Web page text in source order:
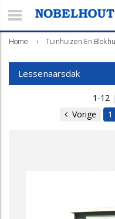
Home › Tuinhuizen En
Lessenaarsdak
1-12
Vorige
1